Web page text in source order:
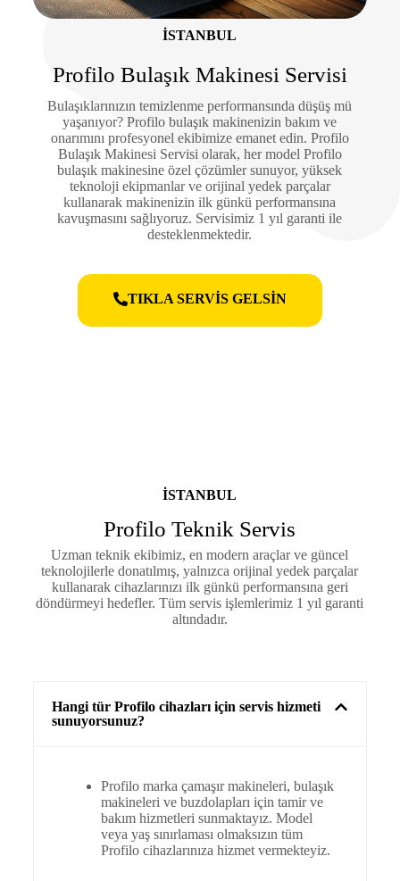
İSTANBUL
Profilo Bulaşık Makinesi Servisi
Bulaşıklarınızın temizlenme performansında düşüş mü
yaşanıyor? Profilo bulaşık makinenizin bakım ve
onarımını profesyonel ekibimize emanet edin. Profilo
Bulaşık Makinesi Servisi olarak, her model Profilo
bulaşık makinesine özel çözümler sunuyor, yüksek
teknoloji ekipmanlar ve orijinal yedek parçalar
kullanarak makinenizin ilk günkü performansına
kavuşmasını sağlıyoruz. Servisimiz 1 yıl garanti ile
desteklenmektedir.
TIKLA SERVİS GELSİN
ISTANBUL
Profilo Teknik Servis
Uzman teknik ekibimiz, en modern araçlar ve güncel
teknolojilerle donatılmış, yalnızca orijinal yedek parçalar
kullanarak cihazlarınızı ilk günkü performansına geri
döndürmeyi hedefler. Tüm servis işlemlerimiz 1 yıl garanti
altındadır.
Hangi tür Profilo cihazları için servis hizmeti
sunuyorsunuz?
Profilo marka çamaşır makineleri, bulaşık
makineleri ve buzdolapları için tamir ve
bakım hizmetleri sunmaktayız. Model
veya yaş sınırlaması olmaksızın tüm
Profilo cihazlarınıza hizmet vermekteyiz.